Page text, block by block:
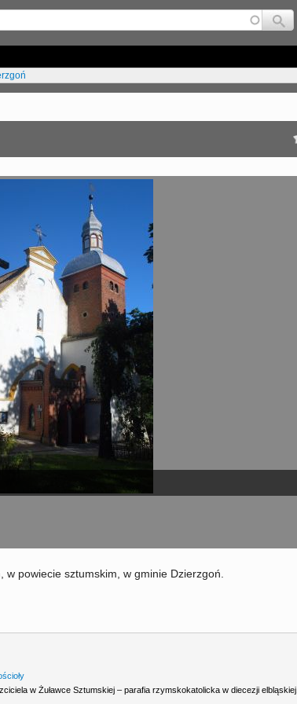
Jump to navigation
powiecie sztumskim, w gminie Dzierzgoń.
w Żuławce Sztumskiej – parafia rzymskokatolicka w diecezji elbląskiej.